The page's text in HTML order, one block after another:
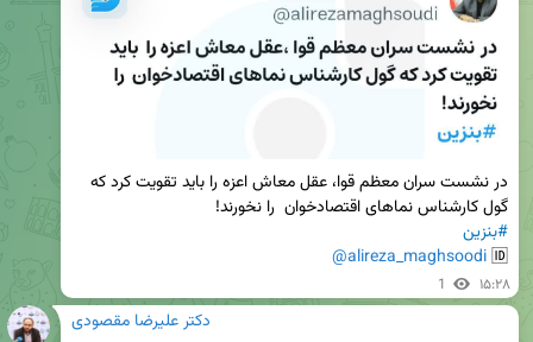
گول کارشناس نماهای اقتصادخوان  را نخورند!
#بنزین
🆔
@alireza_maghsoodi
1 ۱۵:۲۸
دکتر علیرضا مقصودی